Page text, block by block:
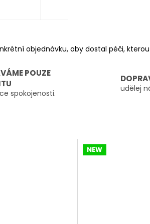
objednávku, aby dostal péči,
POUZE
spokojenosti.
udělej
NEW